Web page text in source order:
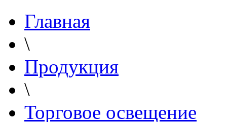
Главная
\
Продукция
\
Торговое освещение